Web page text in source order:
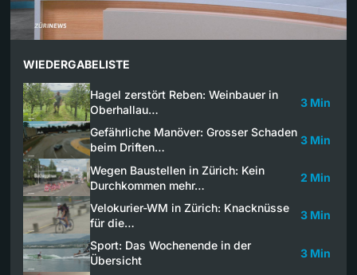
WIEDERGABELISTE
Hagel zerstört Reben: Weinbauer in
Oberhallau…
3 Min
Gefährliche Manöver: Grosser Schaden
beim Driften…
3 Min
Wegen Baustellen in Zürich: Kein
Durchkommen mehr…
2 Min
Velokurier-WM in Zürich: Knacknüsse
für die…
3 Min
Sport: Das Wochenende in der
Übersicht
3 Min